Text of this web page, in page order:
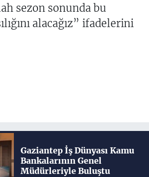
sezon sonunda bu
alacağız” ifadelerini
Gaziantep İş Dünyası Kamu
Bankalarının Genel
Müdürleriyle Buluştu